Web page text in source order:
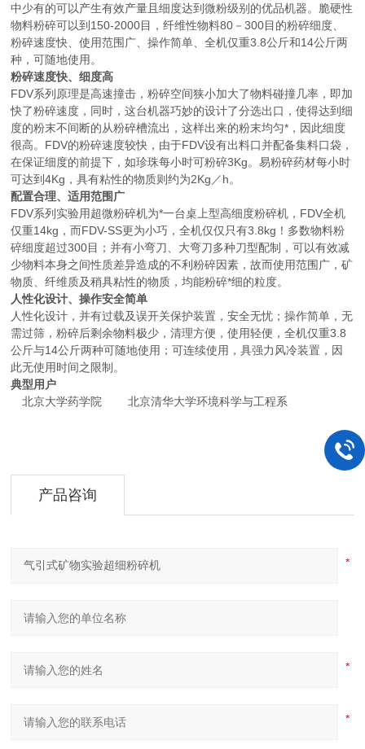
中少有的可以产生有效产量且细度达到微粉级别的优品机器。脆硬性
物料粉碎可以到150-2000目，纤维性物料80－300目的粉碎细度、
粉碎速度快、使用范围广、操作简单、全机仅重3.8公斤和14公斤两
种，可随地使用。
粉碎速度快、细度高
FDV系列原理是高速撞击，粉碎空间狭小加大了物料碰撞几率，即加
快了粉碎速度，同时，这台机器巧妙的设计了分选出口，使得达到细
度的粉末不间断的从粉碎槽流出，这样出来的粉末均匀*，因此细度
很高。FDV的粉碎速度较快，由于FDV设有出料口并配备集料口袋，
在保证细度的前提下，如珍珠每小时可粉碎3Kg。易粉碎药材每小时
可达到4Kg，具有粘性的物质则约为2Kg／h。
配置合理、适用范围广
FDV系列实验用超微粉碎机为*一台桌上型高细度粉碎机，FDV全机
仅重14kg，而FDV-SS更为小巧，全机仅仅只有3.8kg！多数物料粉
碎细度超过300目；并有小弯刀、大弯刀多种刀型配制，可以有效减
少物料本身之间性质差异造成的不利粉碎因素，故而使用范围广，矿
物质、纤维质及稍具粘性的物质，均能粉碎*细的粒度。
人性化设计、操作安全简单
人性化设计，并有过载及误开关保护装置，安全无忧；操作简单，无
需过筛，粉碎后剩余物料极少，清理方便，使用轻便，全机仅重3.8
公斤与14公斤两种可随地使用；可连续使用，具强力风冷装置，因
此无使用时间之限制。
典型用户
北京大学药学院 北京清华大学环境科学与工程系
产品咨询